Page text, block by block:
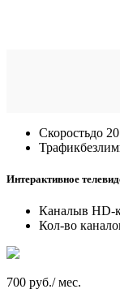
Скоростьдо
Трафик
Интерактивное
Каналыв HD-
Кол-во
700 руб./ мес.